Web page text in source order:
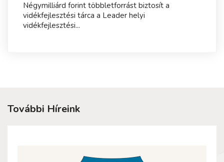
Négymilliárd forint többletforrást biztosít a
vidékfejlesztési tárca a Leader helyi
vidékfejlesztési...
További Híreink